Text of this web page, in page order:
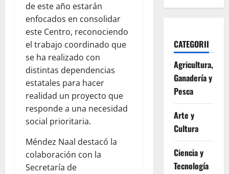
de este año estarán
enfocados en consolidar
este Centro, reconociendo
el trabajo coordinado que
se ha realizado con
distintas dependencias
estatales para hacer
realidad un proyecto que
responde a una necesidad
social prioritaria.
Méndez Naal destacó la
colaboración con la
Secretaría de
CATEGORII
Agricultura,
Ganadería y
Pesca
Arte y
Cultura
Ciencia y
Tecnología